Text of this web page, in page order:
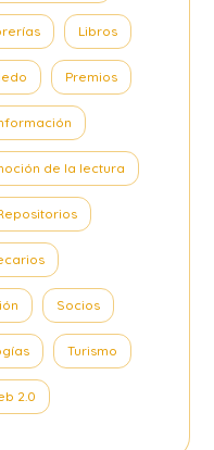
Libros
Premios
de la lectura
Socios
Turismo
2.0